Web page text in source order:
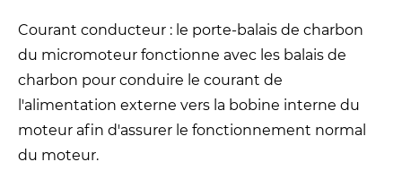
Courant conducteur : le porte-balais de charbon
du micromoteur fonctionne avec les balais de
charbon pour conduire le courant de
l'alimentation externe vers la bobine interne du
moteur afin d'assurer le fonctionnement normal
du moteur.